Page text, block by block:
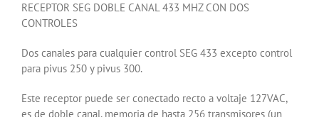
RECEPTOR SEG DOBLE CANAL 433 MHZ CON DOS
CONTROLES
Dos canales para cualquier control SEG 433 excepto control
para pivus 250 y pivus 300.
Este receptor puede ser conectado recto a voltaje 127VAC,
es de doble canal, memoria de hasta 256 transmisores (un